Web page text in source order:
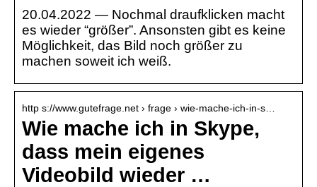
20.04.2022 — Nochmal draufklicken macht
es wieder “größer”. Ansonsten gibt es keine
Möglichkeit, das Bild noch größer zu
machen soweit ich weiß.
http s://www.gutefrage.net › frage › wie-mache-ich-in-s…
Wie mache ich in Skype,
dass mein eigenes
Videobild wieder …